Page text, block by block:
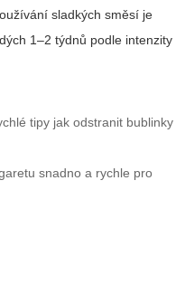
sladkých směsí je
1–2 týdnů podle intenzity
tipy jak odstranit bublinky
snadno a rychle pro